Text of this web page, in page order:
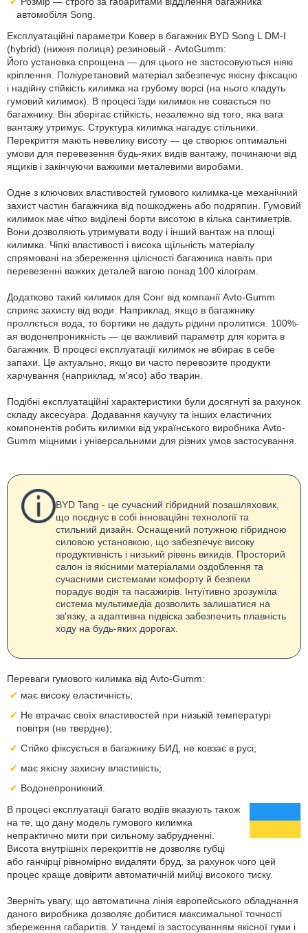
автомобіля Song.
Експлуатаційні параметри Ковер в багажник BYD Song L DM-I
(hybrid) (нижня полиця) резиновый - AvtoGumm:
Його установка спрощена — для цього не застосовуються ніякі
кріплення. Поліуретановий матеріал забезпечує якісну фіксацію
і надійну стійкість килимка на грубому ворсі (на нього кладуть
гумовий килимок). В процесі їзди килимок не совається по
багажнику. Він зберігає стійкість, незалежно від того, яка вага
вантажу утримує. Структура килимка нагадує стільники.
Перекриття мають невелику висоту — це створює оптимальні
умови для перевезення будь-яких видів вантажу, починаючи від
ящиків і закінчуючи важкими металевими виробами.
Одне з ключових властивостей гумового килимка-це механічний
захист частин багажника від пошкоджень або подряпин. Гумовий
килимок має чітко виділені борти висотою в кілька сантиметрів.
Вони дозволяють утримувати воду і інший вантаж на площі
килимка. Чіпкі властивості і висока щільність матеріалу
спрямовані на збереження цілісності багажника навіть при
перевезенні важких деталей вагою понад 100 кілограм.
Додатково такий килимок для Сонг від компанії Avto-Gumm
сприяє захисту від води. Наприклад, якщо в багажнику
проллється вода, то бортики не дадуть рідини пролитися. 100%-
ая водонепроникність — це важливий параметр для корита в
багажник. В процесі експлуатації килимок не вбирає в себе
запахи. Це актуально, якщо ви часто перевозите продукти
харчування (наприклад, м'ясо) або тварин.
Подібні експлуатаційні характеристики були досягнуті за рахунок
складу аксесуара. Додавання каучуку та інших еластичних
компонентів робить килимки від українського виробника Avto-
Gumm міцними і універсальними для різних умов застосування.
BYD Tang - це сучасний гібридний позашляховик,
що поєднує в собі інноваційні технології та
стильний дизайн. Оснащений потужною гібридною
силовою установкою, що забезпечує високу
продуктивність і низький рівень викидів. Просторий
салон із якісними матеріалами оздоблення та
сучасними системами комфорту й безпеки
порадує водія та пасажирів. Інтуїтивно зрозуміла
система мультимедіа дозволить залишатися на
зв'язку, а адаптивна підвіска забезпечить плавність
ходу на будь-яких дорогах.
Переваги гумового килимка від Avto-Gumm:
має високу еластичність;
Не втрачає своїх властивостей при низькій температурі
повітря (не твердне);
Стійко фіксується в багажнику БИД, не ковзає в русі;
має якісну захисну властивість;
Водонепроникний.
В процесі експлуатації багато водіїв вказують також
на те, що дану модель гумового килимка
непрактично мити при сильному забрудненні.
Висота внутрішніх перекриттів не дозволяє губці
або ганчірці рівномірно видаляти бруд, за рахунок чого цей
процес краще довірити автоматичній мийці високого тиску.
Зверніть увагу, що автоматична лінія європейського обладнання
даного виробника дозволяє добитися максимальної точності
збереження габаритів. У тандемі із застосуванням якісної гуми і